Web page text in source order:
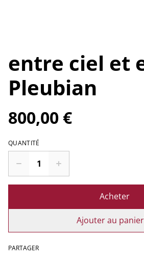
entre ciel et
Pleubian
800,00 €
QUANTITÉ
Acheter
Ajouter au panier
PARTAGER